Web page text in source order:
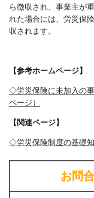
ら徴収され、 事業主が
れた場合には、労災保
収されます。
【参考ホームページ】
◇労災保険に未加入の
ページ）
【関連ページ】
◇労災保険制度の基礎
お問